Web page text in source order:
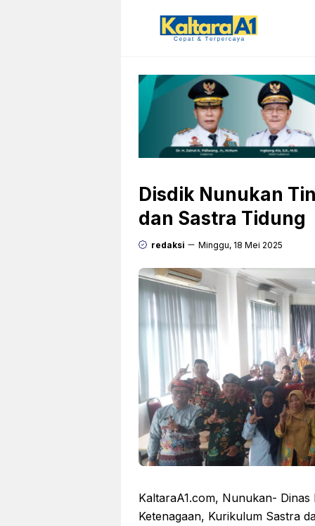
Disdik Nunukan
dan Sastra Tidung
redaksi Minggu, 18 Mei 2025
KaltaraA1.com, Nunukan-
Ketenagaan, Kurikulum Sastra